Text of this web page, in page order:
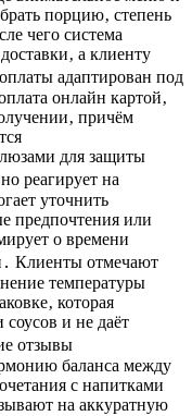
порцию‚ степень
чего система
а клиенту
адаптирован под
онлайн картой‚
причём
для защиты
реагирует на
уточнить
предпочтения или
о времени
Клиенты отмечают
температуры
которая
и не даёт
отзывы
баланса между
с напитками
на аккуратную